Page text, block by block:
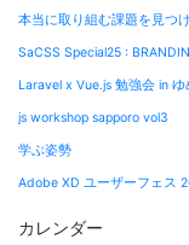
本当に取り組む課題を見つ
SaCSS Special25 :
Laravel x Vue.js 勉強会 in
js workshop sapporo vol3
学ぶ姿勢
Adobe XD ユーザーフェス
カレンダー